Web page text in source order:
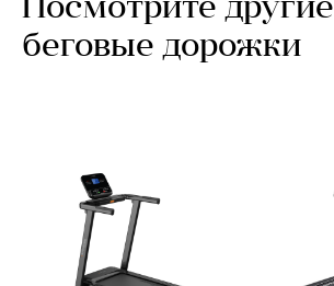
Посмотрите другие
беговые дорожки